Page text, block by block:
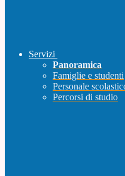
Servizi
Panoramica
Famiglie e studenti
Personale
Percorsi di studio